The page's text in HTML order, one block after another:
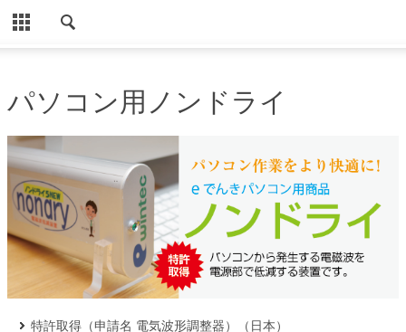
ノンドライ商品
導入事例（ノンドライ）
パソコン用ノンドライ
Eでんき住宅・事業所用
お客様の声（ノンドライ）
Eでんき住宅・事業所用（声）
使用事例
パソコン用ノンドライ
特許取得（申請名 電気波形調整器）（日本）